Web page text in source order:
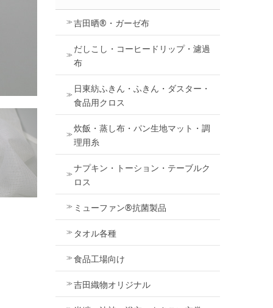
吉田晒®・ガーゼ布
だしこし・コーヒードリップ・濾過
布
日東紡ふきん・ふきん・ダスター・
食品用クロス
炊飯・蒸し布・パン生地マット・調
理用糸
ナプキン・トーション・テーブルク
ロス
ミューファン®抗菌製品
タオル各種
食品工場向け
吉田織物オリジナル